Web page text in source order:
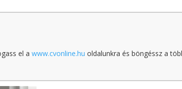
el awww.cvonline.hu oldalunkra és böngéssz a